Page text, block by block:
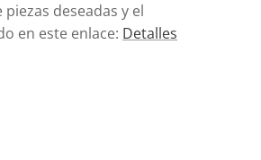
deseadas y el
en este enlace: Detalles